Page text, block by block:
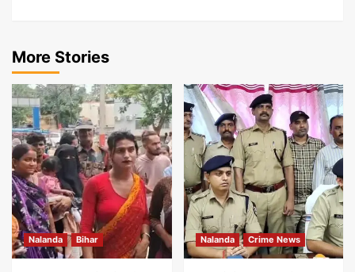
More Stories
Nalanda Bihar Nalanda Crime News